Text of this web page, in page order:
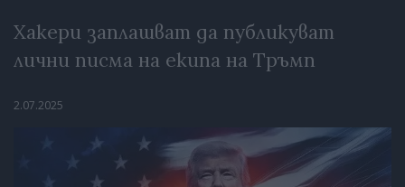
Хакери заплашват да публикуват
лични писма на екипа на Тръмп
2.07.2025